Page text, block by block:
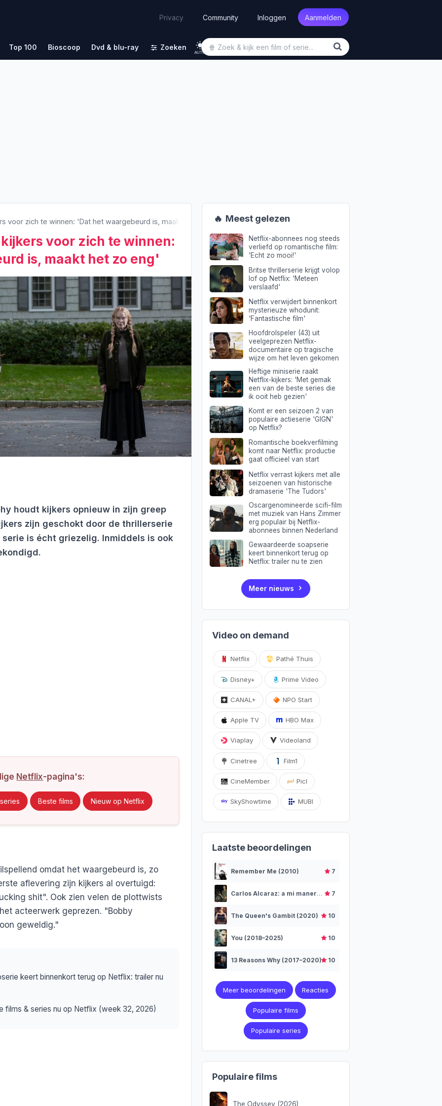
Privacy Community Inloggen Aanmelden
Top 100 Bioscoop Dvd & blu-ray Zoeken
AUTO
voor zich te winnen: 'Dat het waargebeurd is, maakt het zo eng'
voor zich te winnen:
is, maakt het zo eng'
houdt kijkers opnieuw in zijn greep
zijn geschokt door de thrillerserie
is écht griezelig. Inmiddels is ook
Netflix-pagina's:
Beste films Nieuw op Netflix
omdat het waargebeurd is, zo
aflevering zijn kijkers al overtuigd:
shit". Ook zien velen de plottwists
acteerwerk geprezen. "Bobby
geweldig."
keert binnenkort terug op Netflix: trailer nu
films & series nu op Netflix (week 32, 2026)
🔥 Meest gelezen
Netflix-abonnees nog steeds
verliefd op romantische film:
'Echt zo mooi!'
Britse thrillerserie krijgt volop
lof op Netflix: 'Meteen
verslaafd'
Netflix verwijdert binnenkort
mysterieuze whodunit:
'Fantastische film'
Hoofdrolspeler (43) uit
veelgeprezen Netflix-
documentaire op tragische
wijze om het leven gekomen
Heftige miniserie raakt
Netflix-kijkers: 'Met gemak
een van de beste series die
ik ooit heb gezien'
Komt er een seizoen 2 van
populaire actieserie 'GIGN'
op Netflix?
Romantische boekverfilming
komt naar Netflix: productie
gaat officieel van start
Netflix verrast kijkers met alle
seizoenen van historische
dramaserie 'The Tudors'
Oscargenomineerde scifi-film
met muziek van Hans Zimmer
erg populair bij Netflix-
abonnees binnen Nederland
Gewaardeerde soapserie
keert binnenkort terug op
Netflix: trailer nu te zien
Meer nieuws
Video on demand
Netflix Pathé Thuis
Disney+ Prime Video
CANAL+ NPO Start
Apple TV HBO Max
Viaplay Videoland
Cinetree Film1
CineMember Picl
SkyShowtime MUBI
Laatste beoordelingen
Remember Me (2010) 7
Carlos Alcaraz: a mi manera (2025) 7
The Queen's Gambit (2020) 10
You (2018–2025) 10
13 Reasons Why (2017–2020) 10
Meer beoordelingen Reacties
Populaire films
Populaire series
Populaire films
The Odyssey (2026)